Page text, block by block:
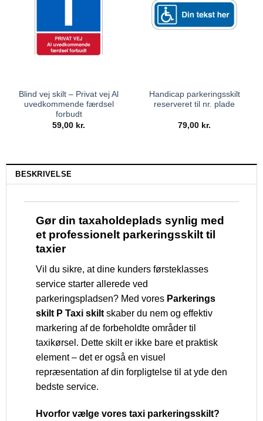
Blind vej skilt – Privat vej Al
uvedkommende færdsel
forbudt
59,00 kr.
Handicap parkeringsskilt
reserveret til nr. plade
79,00 kr.
BESKRIVELSE
Gør din taxaholdeplads synlig med
et professionelt parkeringsskilt til
taxier
Vil du sikre, at dine kunders førsteklasses
service starter allerede ved
parkeringspladsen? Med vores Parkerings
skilt P Taxi skilt skaber du nem og effektiv
markering af de forbeholdte områder til
taxikørsel. Dette skilt er ikke bare et praktisk
element – det er også en visuel
repræsentation af din forpligtelse til at yde den
bedste service.
Hvorfor vælge vores taxi parkeringsskilt?